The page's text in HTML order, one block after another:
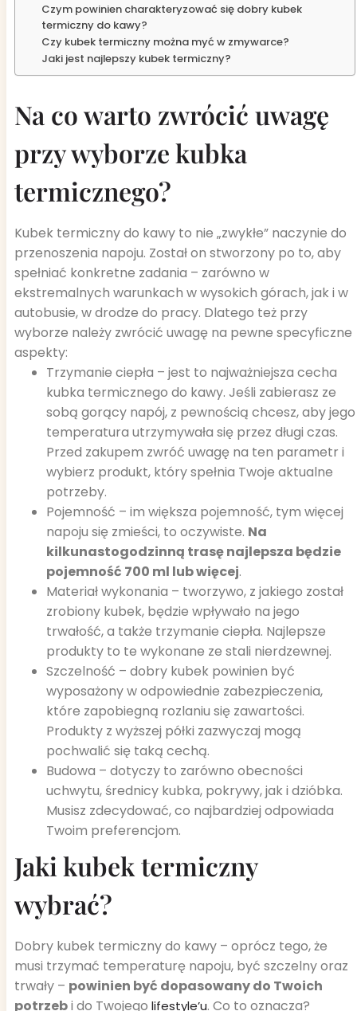
Czym powinien charakteryzować się dobry kubek
termiczny do kawy?
Czy kubek termiczny można myć w zmywarce?
Jaki jest najlepszy kubek termiczny?
Na co warto zwrócić uwagę
przy wyborze kubka
termicznego?
Kubek termiczny do kawy to nie „zwykłe” naczynie do
przenoszenia napoju. Został on stworzony po to, aby
spełniać konkretne zadania – zarówno w
ekstremalnych warunkach w wysokich górach, jak i w
autobusie, w drodze do pracy. Dlatego też przy
wyborze należy zwrócić uwagę na pewne specyficzne
aspekty:
Trzymanie ciepła – jest to najważniejsza cecha
kubka termicznego do kawy. Jeśli zabierasz ze
sobą gorący napój, z pewnością chcesz, aby jego
temperatura utrzymywała się przez długi czas.
Przed zakupem zwróć uwagę na ten parametr i
wybierz produkt, który spełnia Twoje aktualne
potrzeby.
Pojemność – im większa pojemność, tym więcej
napoju się zmieści, to oczywiste. Na
kilkunastogodzinną trasę najlepsza będzie
pojemność 700 ml lub więcej.
Materiał wykonania – tworzywo, z jakiego został
zrobiony kubek, będzie wpływało na jego
trwałość, a także trzymanie ciepła. Najlepsze
produkty to te wykonane ze stali nierdzewnej.
Szczelność – dobry kubek powinien być
wyposażony w odpowiednie zabezpieczenia,
które zapobiegną rozlaniu się zawartości.
Produkty z wyższej półki zazwyczaj mogą
pochwalić się taką cechą.
Budowa – dotyczy to zarówno obecności
uchwytu, średnicy kubka, pokrywy, jak i dzióbka.
Musisz zdecydować, co najbardziej odpowiada
Twoim preferencjom.
Jaki kubek termiczny
wybrać?
Dobry kubek termiczny do kawy – oprócz tego, że
musi trzymać temperaturę napoju, być szczelny oraz
trwały – powinien być dopasowany do Twoich
potrzebi do Twojego lifestyle’u. Co to oznacza?